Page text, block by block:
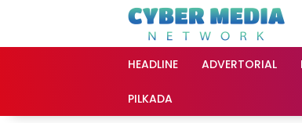
HEADLINE ADVERTORIAL
PILKADA